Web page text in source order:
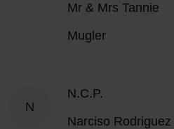
Mr & Mrs Tannie
Mugler
N
N.C.P.
Narciso Rodriguez